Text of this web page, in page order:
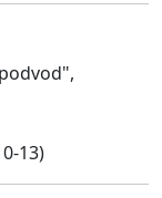
13)